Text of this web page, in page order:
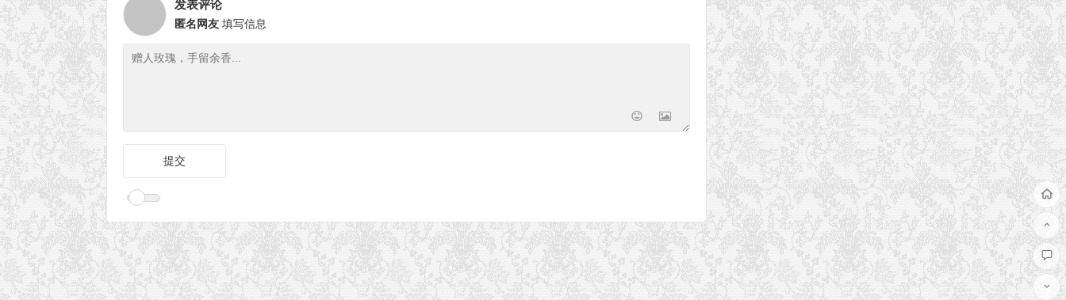
发表评论
匿名网友 填写信息